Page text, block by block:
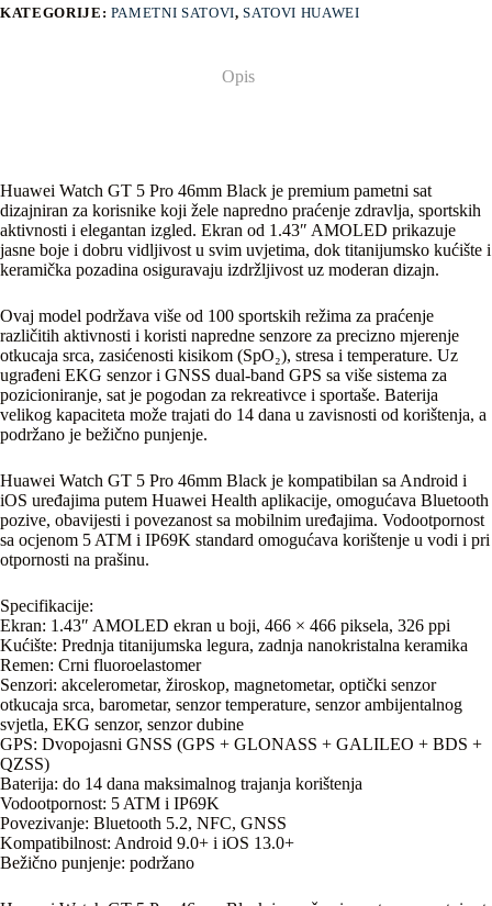
KATEGORIJE: PAMETNI SATOVI,SATOVI HUAWEI
Opis
Huawei Watch GT 5 Pro 46mm Black je premium pametni sat
dizajniran za korisnike koji žele napredno praćenje zdravlja, sportskih
aktivnosti i elegantan izgled. Ekran od 1.43″ AMOLED prikazuje
jasne boje i dobru vidljivost u svim uvjetima, dok titanijumsko kućište i
keramička pozadina osiguravaju izdržljivost uz moderan dizajn.
Ovaj model podržava više od 100 sportskih režima za praćenje
različitih aktivnosti i koristi napredne senzore za precizno mjerenje
otkucaja srca, zasićenosti kisikom (SpO₂), stresa i temperature. Uz
ugrađeni EKG senzor i GNSS dual-band GPS sa više sistema za
pozicioniranje, sat je pogodan za rekreativce i sportaše. Baterija
velikog kapaciteta može trajati do 14 dana u zavisnosti od korištenja, a
podržano je bežično punjenje.
Huawei Watch GT 5 Pro 46mm Black je kompatibilan sa Android i
iOS uređajima putem Huawei Health aplikacije, omogućava Bluetooth
pozive, obavijesti i povezanost sa mobilnim uređajima. Vodootpornost
sa ocjenom 5 ATM i IP69K standard omogućava korištenje u vodi i pri
otpornosti na prašinu.
Specifikacije:
Ekran: 1.43″ AMOLED ekran u boji, 466 × 466 piksela, 326 ppi
Kućište: Prednja titanijumska legura, zadnja nanokristalna keramika
Remen: Crni fluoroelastomer
Senzori: akcelerometar, žiroskop, magnetometar, optički senzor
otkucaja srca, barometar, senzor temperature, senzor ambijentalnog
svjetla, EKG senzor, senzor dubine
GPS: Dvopojasni GNSS (GPS + GLONASS + GALILEO + BDS +
QZSS)
Baterija: do 14 dana maksimalnog trajanja korištenja
Vodootpornost: 5 ATM i IP69K
Povezivanje: Bluetooth 5.2, NFC, GNSS
Kompatibilnost: Android 9.0+ i iOS 13.0+
Bežično punjenje: podržano